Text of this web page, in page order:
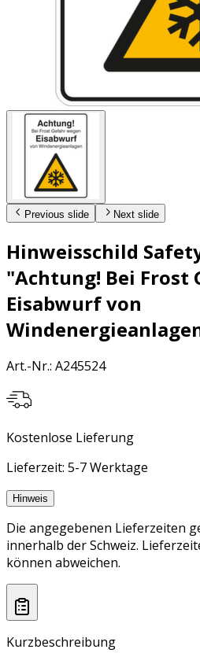
Previous slide Next slide
Hinweisschild
"Achtung! Bei Frost
Eisabwurf von
Art.-Nr.: A245524
Kostenlose Lieferung
Lieferzeit: 5-7 Werktage
Hinweis
Die angegebenen Lieferzeiten
innerhalb der Schweiz.
können abweichen.
Kurzbeschreibung